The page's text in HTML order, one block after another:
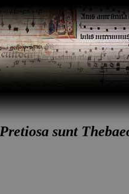
Pretiosa sunt